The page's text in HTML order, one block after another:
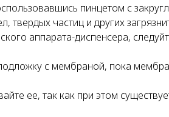
пинцетом с
частиц и других
аппарата-диспенсера,
с мембраной, пока
ее, так как при этом